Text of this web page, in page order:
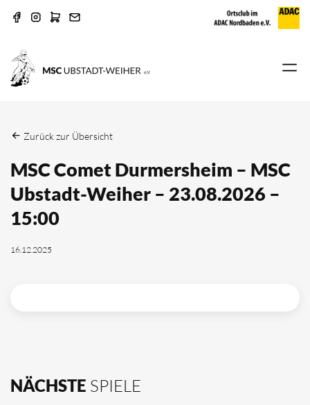
Zurück zur Übersicht
MSC Comet Durmersheim – MSC
Ubstadt-Weiher – 23.08.2026 –
15:00
16.12.2025
NÄCHSTE SPIELE